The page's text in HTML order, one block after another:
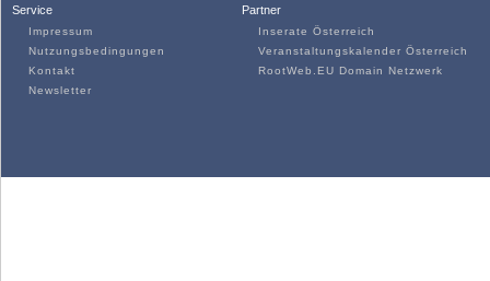
Service
Impressum
Nutzungsbedingungen
Kontakt
Newsletter
Partner
Inserate Österreich
Veranstaltungskalender Österreich
RootWeb.EU Domain Netzwerk